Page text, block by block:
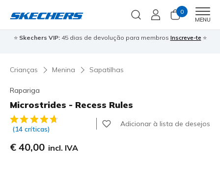
0
MENU
⭐ Skechers VIP:45 dias de devolução para membros Inscreve-te ⭐
Crianças Menina Sapatilhas
Rapariga
Microstrides - Recess Rules
5 de 5 – Classificação do cliente
(14 críticas)
Adicionar à lista de desejos
€ 40,00 incl. IVA